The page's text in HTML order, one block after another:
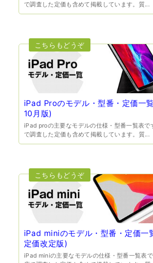
なく安心して任せられました。 ありがとう
（兵庫県宝塚市）預かって頂くときに持っ
も見て頂く事が出き、購入した商品の価値
（大阪府池田市）とても親切で丁寧な対応
した。質屋さんはわりと利用して(主に中古
で調査した定価も含めて掲載しています。質...
iPad Proのモデル・型番・定価一
10月版)
iPad proの主要なモデルの仕様・型番一覧表で
で調査した定価も含めて掲載しています。質...
iPad miniのモデル・型番・定価
定価改定版)
iPad miniの主要なモデルの仕様・型番一覧表